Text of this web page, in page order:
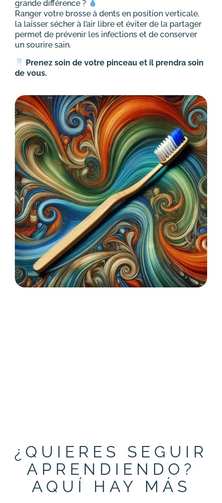
grande différence ?
Ranger votre brosse à dents en position verticale,
la laisser sécher à l’air libre et éviter de la partager
permet de prévenir les infections et de conserver
un sourire sain.
Prenez soin de votre pinceau et il prendra soin
de vous.
¿QUIERES SEGUIR
APRENDIENDO?
AQUÍ HAY MÁS